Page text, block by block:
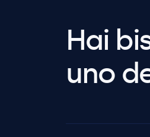
Hai
uno